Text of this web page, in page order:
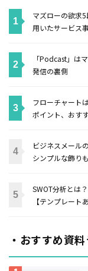
マズローの欲求
用いたサービス
「Podcast」は
発信の裏側
フローチャート
ポイント、おす
ビジネスメール
シンプルな飾りも
SWOT分析とは
【テンプレート
・おすすめ資